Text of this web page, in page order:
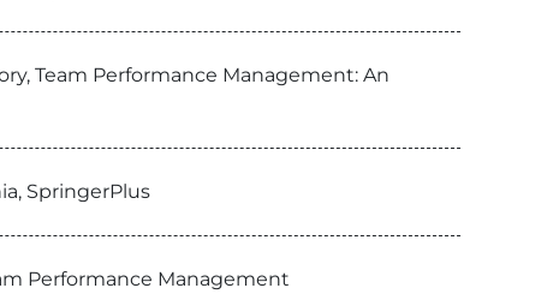
Team Performance Management: An
SpringerPlus
Performance Management